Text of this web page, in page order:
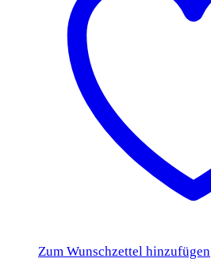
Zum Wunschzettel hinzufügen